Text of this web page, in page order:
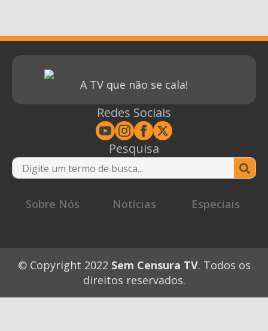
A TV que não se cala!
Redes Sociais
Pesquisa
Sobre Nós
Notícias Especiais
© Copyright 2022 Sem Censura TV. Todos os
direitos reservados.